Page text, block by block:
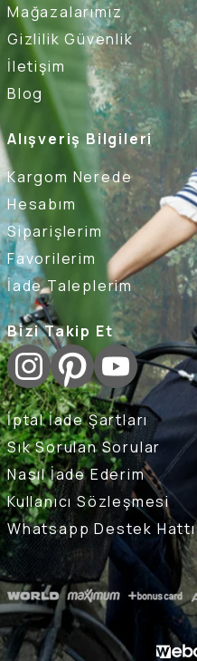
Mağazalarımız
Gizlilik Güvenlik
İletişim
Blog
Alışveriş Bilgileri
Kargom Nerede
Hesabım
Siparişlerim
Favorilerim
İade Taleplerim
Bizi Takip Et
İptal İade Şartları
Sık Sorulan Sorular
Nasıl İade Ederim
Kullanıcı Sözleşmesi
Whatsapp Destek Hattı